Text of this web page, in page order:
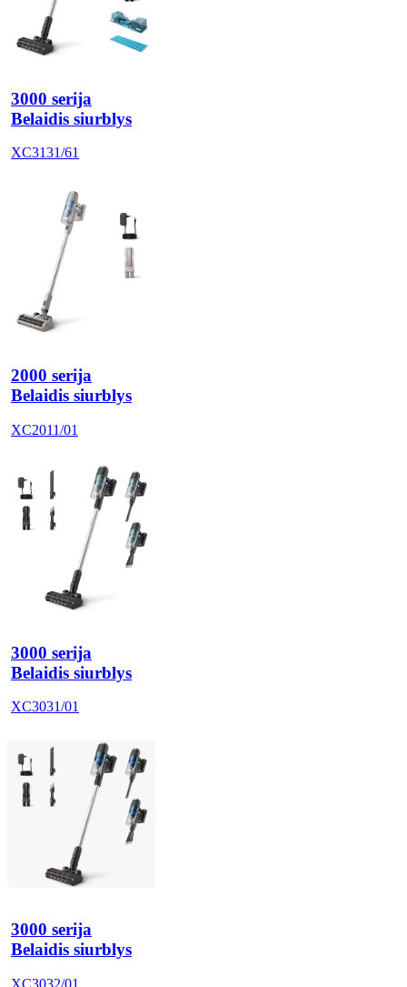
3000 serija
Belaidis siurblys
XC3131/61
2000 serija
Belaidis siurblys
XC2011/01
3000 serija
Belaidis siurblys
XC3031/01
3000 serija
Belaidis siurblys
XC3032/01